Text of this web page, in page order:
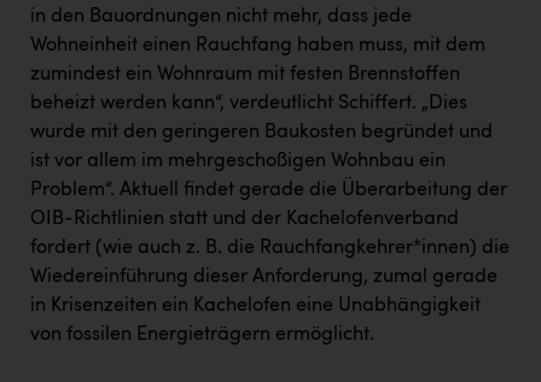
in den Bauordnungen nicht mehr, dass jede
Wohneinheit einen Rauchfang haben muss, mit dem
zumindest ein Wohnraum mit festen Brennstoffen
beheizt werden kann“, verdeutlicht Schiffert. „Dies
wurde mit den geringeren Baukosten begründet und
ist vor allem im mehrgeschoßigen Wohnbau ein
Problem“. Aktuell findet gerade die Überarbeitung der
OIB-Richtlinien statt und der Kachelofenverband
fordert (wie auch z. B. die Rauchfangkehrer*innen) die
Wiedereinführung dieser Anforderung, zumal gerade
in Krisenzeiten ein Kachelofen eine Unabhängigkeit
von fossilen Energieträgern ermöglicht.